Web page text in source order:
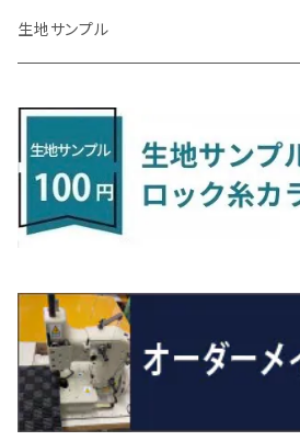
H23/10～R3/3 260系
アルファード/ヴェルファイアＨＶ
H27/1～R5/6 30系
R5/6～ 40系
H24/4～29/10 20系
ヴィッツ
H22/12～R2/3 130系
ヴォクシー
H26/1～R4/1 80系
R4/1～ 90系
エスクァイア
H26/10～R3/12 80系
エスティマ
H18/1～H24/5（前期）
エスティマ・ハイブリッド
H27/9～R3/10 URJ201W
ＮＸ
R3/11～ 20系
H26/10～
ＲＸ
H27/10～R4/7 20系5人乗
H29/12～R4/7 20系7人乗
R4/11～ 10系
ＵＸ
H30/11～
H24/6～ E26 5・6人乗
H14/10～R2/3 Z11・Z12
キックス
R2/6~R8/6 15系(e-POWER)
R8/6～ 16系
H11/6～H16/10 Y34
サクラ
R4/5～ B6AW
シーマ
H13/1～R4/8 F50・Y51
シルビア
H3/1～H11/1 S13・S14
H11/1～H14/11 S15
シルフィ
H24/12～R3/10 TB17
ジューク
H26/9～ S500系
H28/12～R1/7 LA600/610
ジャスティ
H23/5～ LA100系
ソルテラ
R4/5~ XEAM10X・YEAM15X
ディアスワゴン
H21/9～R2/4 S300系
トレジア
H22/11～H28/3 120系
フォレスター
H14/2～ SG/SH/SJ/SK系
プレオ
R2/10～ DREJ3P
アクセラ/アクセラ・スポーツ
H24/11～R1/8 GJ系
キャロル
H27/1～ HB36/37/97S
キャロルエコ
H24/11～H27/1 HB35S
スクラム
H17/9～ DG64/DG17
スクラムトラック
H25/9～ DG16T
デミオ
R2/6～ LA900/910S
タント
R1/7～ LA650/660
H28/11～ M900系
ハイゼット・キャディー
H28/6～R3/9 LA700V
ハイゼット・カーゴ
H16/12～ S300/S700系
ハイゼット・トラック
H11/1～ S200/S500系
ブーン
H28/4～R5/12 M700系
ミラ
H17/5～H27/10 TA/TD系
エブリィ
H13/9～ DA系
クロスビー(XBEE)
H29/12～R7/10 MN71S
ジムニー
H3/6～ JA/JB系
ジムニーノマド
R7/4～ JC74W
ジムニーワイド/ジムニーシエラ
H10/1～H14/1 JB33/43W
スイフト/スイフトスポーツ
H31/3～ ｅｋクロス
R4/6～ B5AW
アイミーブ
H24/10～R2/12 GF系
アウトランダーＰＨＥＶ
H25/1～ GG/GN系 5人乗
エクリプスクロス/エクリプスクロスPHEV
H30/3～ GK/GL系
タウンボックス
H26/2～ DS17/64W
ディグニティ
H24/7～H29/1 BHGY51
デリカＤ：２
H26/12～R2/2 JF1/2
NBOXジョイ
H24/11～R2/3 JG1・JG2
R2/11～ JG3・JG4
N-ONE e:
R7/9~ JG5
N-VAN
H30/7～ JJ1・JJ2
N-VAN e:
R6/10~ JJ3
N‐WGN/N‐WGNカスタム
H25/11～ JH1・JH2・JH3・JH4
S660
R3/6～ CDD系
H16/4～28/1 １T系 トゥラン
H23/2～ 7N系
Tクロス
R2/7～ A1D系
ティグアン
H20/9～H29/1 5NC系
トゥアレグ
H15/9～H30/4 7L/7P系
パサート
H23/5～H27/7 3CCAX
H27/7～ 3CC/3CD系
ザ・ビートル
H24/4～R3/4 16C系
ポロ
H26/7～R4/2
ＣＬＡクラス
H27/6～R1/8
ＣＬＳクラス
H30/6～
Ｅクラス
H28/7～
ＧＬＡクラス
H26/5～R2/6
ＧＬＥクラス
R1/6～
Ｓクラス
ラグマットセカンド（L）
ラグマットミニ（S）
生地サンプル